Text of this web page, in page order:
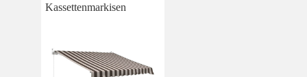
Kassettenmarkisen